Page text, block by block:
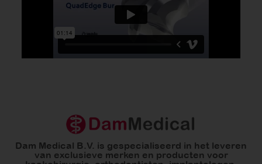
Dam Medical B.V. is gespecialiseerd in het leveren
van exclusieve merken en producten voor